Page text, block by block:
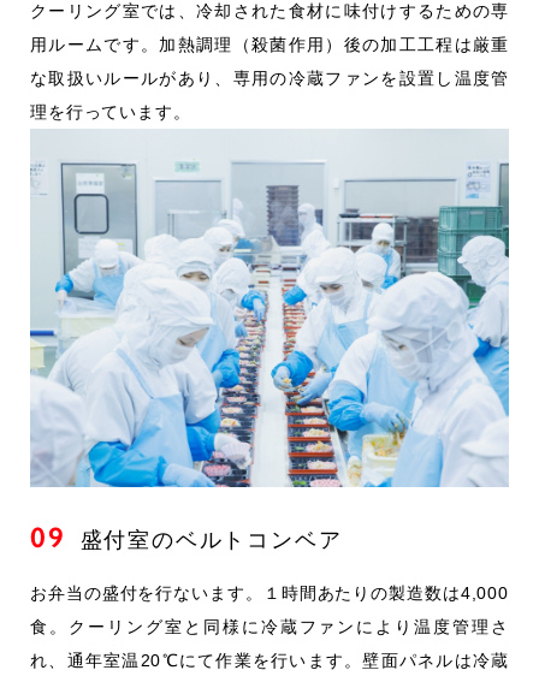
クーリング室では、冷却された食材に味付けするための専
用ルームです。加熱調理（殺菌作用）後の加工工程は厳重
な取扱いルールがあり、専用の冷蔵ファンを設置し温度管
理を行っています。
09 盛付室のベルトコンベア
お弁当の盛付を行ないます。１時間あたりの製造数は4,000
食。クーリング室と同様に冷蔵ファンにより温度管理さ
れ、通年室温20℃にて作業を行います。壁面パネルは冷蔵